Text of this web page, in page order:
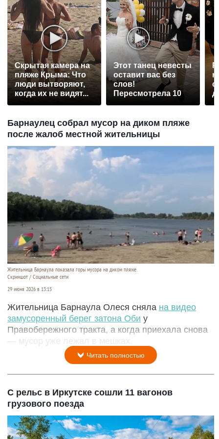
Скрытая камера на
пляже Крыма: Что
люди вытворяют,
когда их не видят...
Этот танец невесты
оставит вас без
слов!
Пересмотрела 10
Барнаулец собрал мусор на диком пляже
после жалоб местной жительницы
Жительница Барнаула показала горы мусора на диком пляже.
Скриншот / Социальные сети
29 июня 2026 в 13:15
Жительница Барнаула Олеся сняла на видео
замусоренный берег затона Оби у
Правобережного тракта, а когда приехала снова
— мусор уже лежал в мешках.
Читать полностью
С рельс в Иркутске сошли 11 вагонов
грузового поезда